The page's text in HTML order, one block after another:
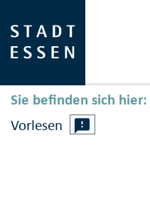
Sie befinden sich hier:
Vorlesen